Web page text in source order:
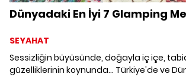
Dünyadaki En İyi 7 Glamping
SEYAHAT
Sessizliğin büyüsünde, doğayla iç içe,
güzelliklerinin koynunda... Türkiye'de ve